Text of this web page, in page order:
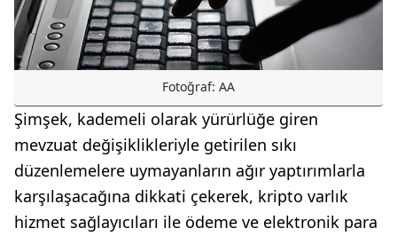
Fotoğraf: AA
Şimşek, kademeli olarak yürürlüğe giren
mevzuat değişiklikleriyle getirilen sıkı
düzenlemelere uymayanların ağır yaptırımlarla
karşılaşacağına dikkati çekerek, kripto varlık
hizmet sağlayıcıları ile ödeme ve elektronik para